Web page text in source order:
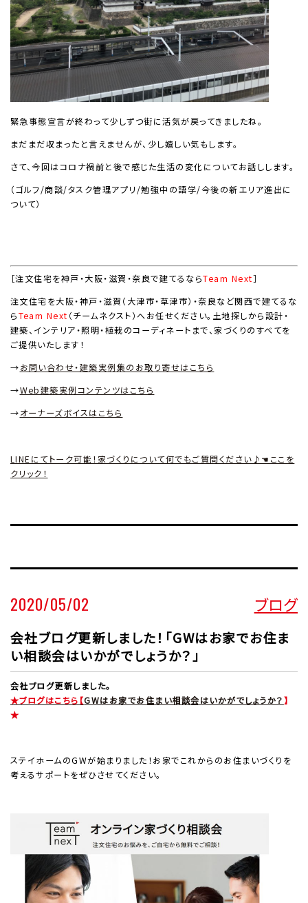
緊急事態宣言が終わって少しずつ街に活気が戻ってきましたね。
まだまだ収まったと言えませんが、少し嬉しい気もします。
さて、今回はコロナ禍前と後で感じた生活の変化についてお話しします。
（ゴルフ/商談/タスク管理アプリ/勉強中の語学/今後の新エリア進出に
ついて）
［注文住宅を神戸・大阪・滋賀・奈良で建てるならTeam Next］
注文住宅を大阪・神戸・滋賀（大津市・草津市）・奈良など関西で建てるな
らTeam Next （チームネクスト）へお任せください。土地探しから設計・
建築、インテリア・照明・植栽のコーディネートまで、家づくりのすべてを
ご提供いたします！
→お問い合わせ・建築実例集のお取り寄せはこちら
→Web建築実例コンテンツはこちら
→オーナーズボイスはこちら
LINEにてトーク可能！家づくりについて何でもご質問ください♪☚ここを
クリック！
2020/05/02 ブログ
会社ブログ更新しました！「GWはお家でお住ま
い相談会はいかがでしょうか？」
会社ブログ更新しました。
★ブログはこちら【GWはお家でお住まい相談会はいかがでしょうか？】
★
ステイホームのGWが始まりました！お家でこれからのお住まいづくりを
考えるサポートをぜひさせてください。